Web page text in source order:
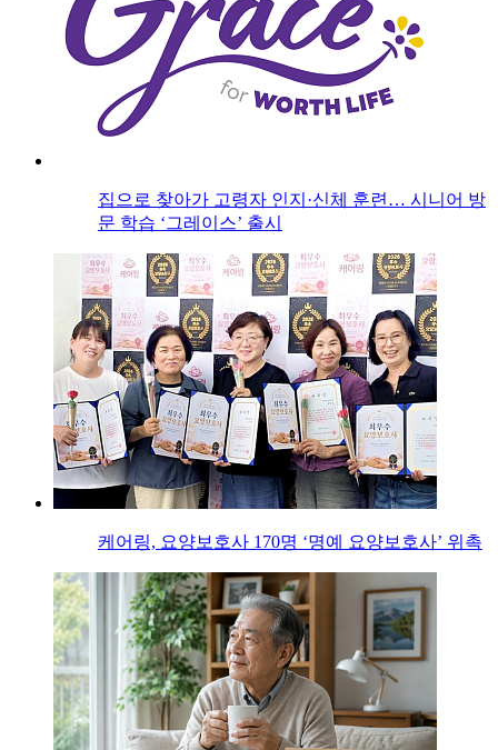
집으로 찾아가 고령자 인지·신체 훈련… 시니어 방
문 학습 ‘그레이스’ 출시
케어링, 요양보호사 170명 ‘명예 요양보호사’ 위촉